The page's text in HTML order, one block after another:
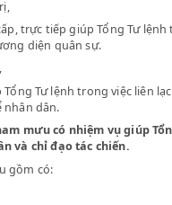
lệnh Quân đội quốc gia
quan sau đây:
cấp, trực tiếp giúp Tổng
diện quân sự.
Tổng Tư lệnh trong việc
nhân dân.